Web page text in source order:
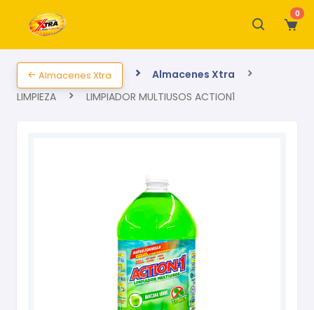
0
Almacenes Xtra
Almacenes Xtra
LIMPIEZA
LIMPIADOR MULTIUSOS ACTION1